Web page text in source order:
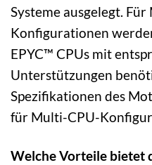
Systeme ausgelegt.
Konfigurationen
EPYC™ CPUs mit
Unterstützungen
Spezifikationen des
für Multi-CPU-
Welche Vorteile bietet